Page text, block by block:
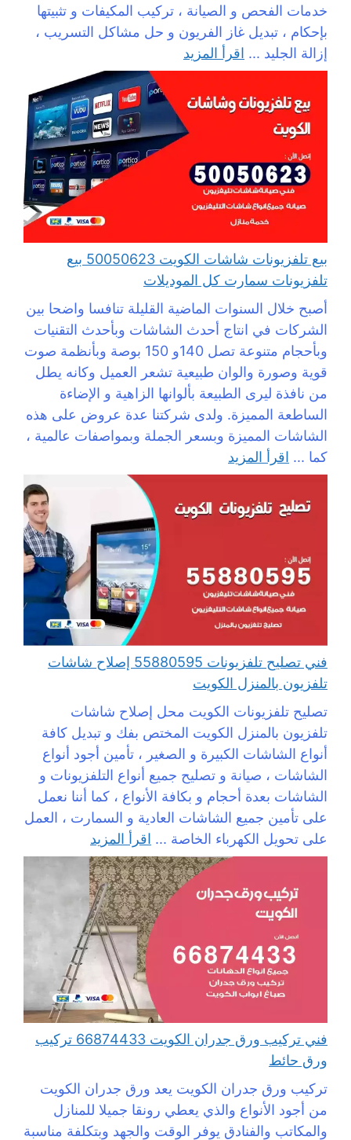
خدمات الفحص و الصيانة ، تركيب المكيفات و تثبيتها
بإحكام ، تبديل غاز الفريون و حل مشاكل التسريب ،
إزالة الجليد ... اقرأ المزيد
بيع تلفزيونات شاشات الكويت 50050623 بيع
تلفزيونات سمارت كل الموديلات
أصبح خلال السنوات الماضية القليلة تنافسا واضحا بين
الشركات في انتاج أحدث الشاشات وبأحدث التقنيات
وبأحجام متنوعة تصل 140و 150 بوصة وبأنظمة صوت
قوية وصورة والوان طبيعية تشعر العميل وكانه يطل
من نافذة ليرى الطبيعة بألوانها الزاهية و الإضاءة
الساطعة المميزة. ولدى شركتنا عدة عروض على هذه
الشاشات المميزة وبسعر الجملة وبمواصفات عالمية ،
كما ... اقرأ المزيد
فني تصليح تلفزيونات 55880595 إصلاح شاشات
تلفزيون بالمنزل الكويت
تصليح تلفزيونات الكويت محل إصلاح شاشات
تلفزيون بالمنزل الكويت المختص بفك و تبديل كافة
أنواع الشاشات الكبيرة و الصغير ، تأمين أجود أنواع
الشاشات ، صيانة و تصليح جميع أنواع التلفزيونات و
الشاشات بعدة أحجام و بكافة الأنواع ، كما أننا نعمل
على تأمين جميع الشاشات العادية و السمارت ، العمل
على تحويل الكهرباء الخاصة ... اقرأ المزيد
فني تركيب ورق جدران الكويت 66874433 تركيب
ورق حائط
تركيب ورق جدران الكويت يعد ورق جدران الكويت
من أجود الأنواع والذي يعطي رونقا جميلا للمنازل
والمكاتب والفنادق يوفر الوقت والجهد وبتكلفة مناسبة